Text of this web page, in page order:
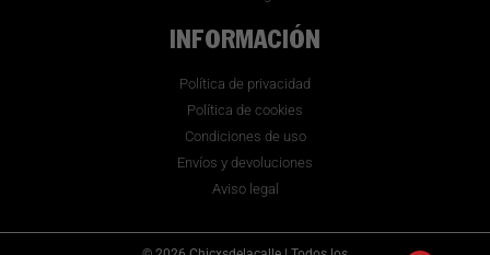
INFORMACIÓN
Política de privacidad
Política de cookies
Condiciones de uso
Envíos y devoluciones
Aviso legal